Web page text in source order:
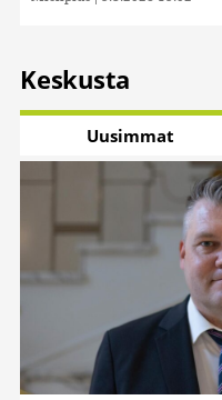
Keskusta
Uusimmat